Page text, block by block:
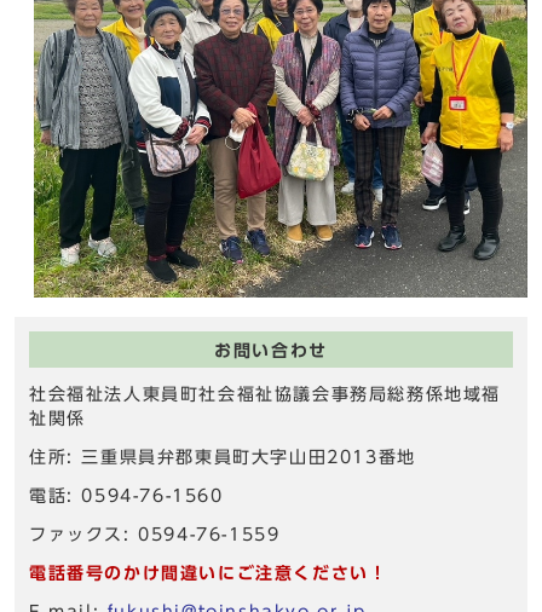
お問い合わせ
社会福祉法人東員町社会福祉協議会事務局総務係地域福
祉関係
住所: 三重県員弁郡東員町大字山田2013番地
電話: 0594-76-1560
ファックス: 0594-76-1559
電話番号のかけ間違いにご注意ください！